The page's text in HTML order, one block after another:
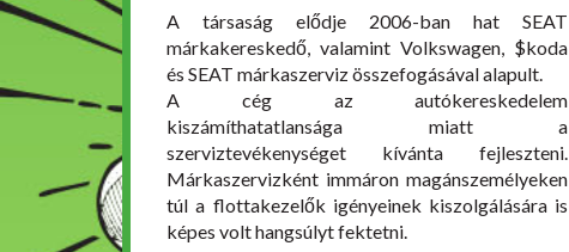
A társaság elődje 2006-ban hat SEAT
márkakereskedő, valamint Volkswagen, $koda
és SEAT márkaszerviz összefogásával alapult.
A cég az autókereskedelem
kiszámíthatatlansága miatt a
szerviztevékenységet kívánta fejleszteni.
Márkaszervizként immáron magánszemélyeken
túl a flottakezelők igényeinek kiszolgálására is
képes volt hangsúlyt fektetni.